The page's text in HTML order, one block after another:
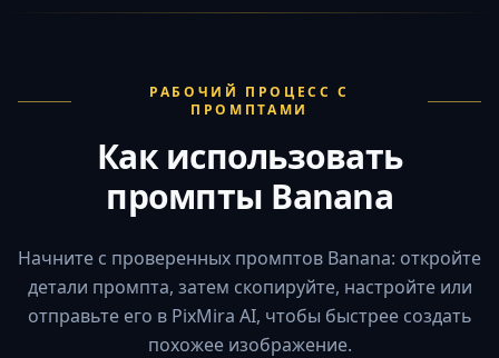
РАБОЧИЙ ПРОЦЕСС С
ПРОМПТАМИ
Как использовать
промпты Banana
Начните с проверенных промптов Banana: откройте
детали промпта, затем скопируйте, настройте или
отправьте его в PixMira AI, чтобы быстрее создать
похожее изображение.